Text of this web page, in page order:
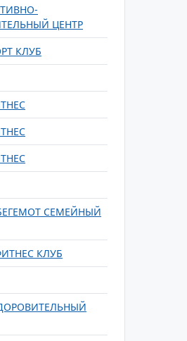
ЦЕНТР
КЛУБ
СЕМЕЙНЫЙ
КЛУБ